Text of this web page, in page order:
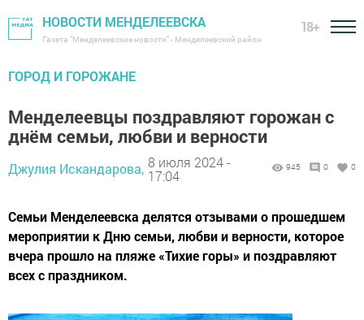
НОВОСТИ МЕНДЕЛЕЕВСКА
Газета "Менделеевские новости" - Менделеевский район
18+
ГОРОД И ГОРОЖАНЕ
Менделеевцы поздравляют горожан с
днём семьи, любви и верности
Джулия Искандарова, 8 июля 2024 -
17:04
945 0 0
Семьи Менделеевска делятся отзывами о прошедшем
мероприятии к Дню семьи, любви и верности, которое
вчера прошло на пляже «Тихие горы» и поздравляют
всех с праздником.